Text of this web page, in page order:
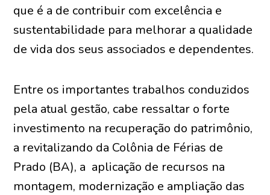
que é a de contribuir com excelência e
sustentabilidade para melhorar a qualidade
de vida dos seus associados e dependentes.
Entre os importantes trabalhos conduzidos
pela atual gestão, cabe ressaltar o forte
investimento na recuperação do patrimônio,
a revitalizando da Colônia de Férias de
Prado (BA), a aplicação de recursos na
montagem, modernização e ampliação das